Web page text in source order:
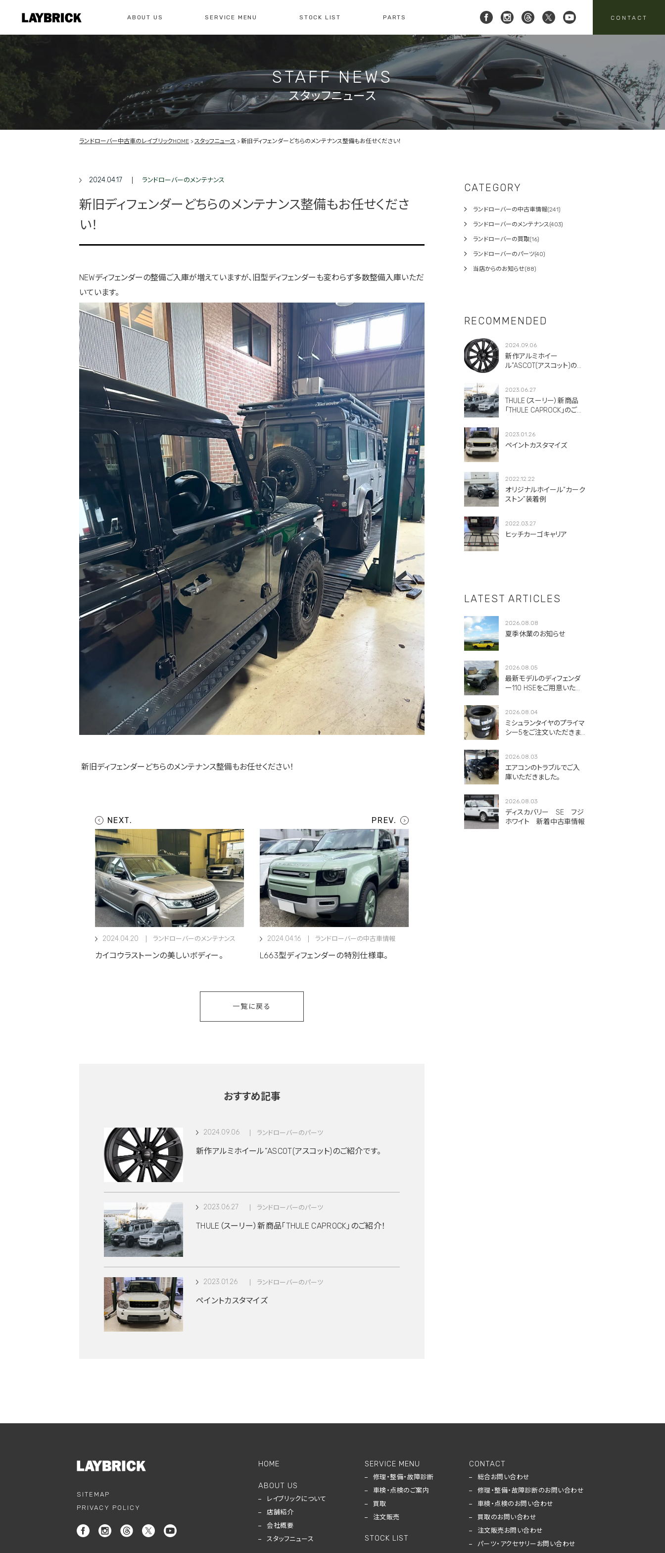
ABOUT US
私たちについて レイブリックについて 店舗紹介 会社概要 スタッフニュース
SERVICE MENU
サービスメニュー 修理・整備・故障診断 車検・点検のご案内 注文販売 買取
STOCK LIST PARTS CONTACT
お問い合わせ 0561-61-3930
10:00-19:00
[ レイブリック三郷店 ]
048-951-4136
10:00-18:00 定休日:水曜日
総合お問い合わせ
お問い合わせ
お問い合わせ
買取のお問い合わせ 注文販売のお問い合わせ
パーツ・アクセサリーの
お問い合わせ
STAFF NEWS
スタッフニュース
ランドローバー中古車のレイブリックHOME スタッフニュース 新旧ディフェンダーどちらのメンテナンス整備もお任せください！
2024.04.17 ランドローバーのメンテナンス
新旧ディフェンダーどちらのメンテナンス整備もお任せくださ
い！
NEWディフェンダーの整備ご入庫が増えていますが、旧型ディフェンダーも変わらず多数整備入庫いただ
いています。
新旧ディフェンダーどちらのメンテナンス整備もお任せください！
2024.04.20 ランドローバーのメンテナンス
カイコウラストーンの美しいボディー。
2024.04.16 ランドローバーの中古車情報
L663型ディフェンダーの特別仕様車。
一覧に戻る
おすすめ記事
2024.09.06 ランドローバーのパーツ
新作アルミホイール”ASCOT(アスコット)のご紹介です。
2023.06.27 ランドローバーのパーツ
THULE（スーリー）新商品「THULE CAPROCK」のご紹介！
2023.01.26 ランドローバーのパーツ
ペイントカスタマイズ
CATEGORY
ランドローバーの中古車情報(241)
ランドローバーのメンテナンス(403)
ランドローバーの買取(16)
ランドローバーのパーツ(40)
当店からのお知らせ(88)
RECOMMENDED
2024.09.06
新作アルミホイー
ル”ASCOT(アスコット)のご
2023.06.27
THULE（スーリー）新商品
「THULE CAPROCK」のご紹
2023.01.26
ペイントカスタマイズ
2022.12.22
オリジナルホイール”カーク
ストン”装着例
2022.03.27
ヒッチカーゴキャリア
LATEST ARTICLES
2026.08.08
夏季休業のお知らせ
2026.08.05
最新モデルのディフェンダ
ー110 HSEをご用意いただ
2026.08.04
ミシュランタイヤのプライマ
シー5をご注文いただきま
2026.08.03
エアコンのトラブルでご入
庫いただきました。
2026.08.03
ディスカバリー SE フジ
ホワイト 新着中古車情報
HOME
ABOUT US
レイブリックについて
店舗紹介
会社概要
スタッフニュース
SERVICE MENU
修理・整備・故障診断
車検・点検のご案内
買取
注文販売
STOCK LIST
CONTACT
総合お問い合わせ
修理・整備・故障診断のお問い合わせ
車検・点検のお問い合わせ
買取のお問い合わせ
注文販売お問い合わせ
パーツ・アクセサリーお問い合わせ
SITEMAP
PRIVACY POLICY